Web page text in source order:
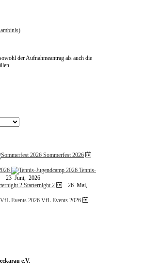
der Aufnahmeantrag als auch die
Sommerfest 2026
Tennis-
23 Juni, 2026
Starternight 2
26 Mai,
VfL Events 2026
e.V.